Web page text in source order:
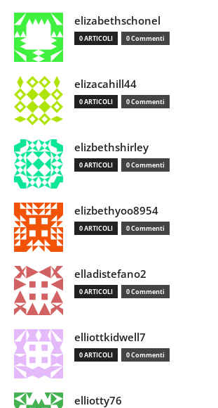
elizabethschonel
0 ARTICOLI 0 Commenti
elizacahill44
0 ARTICOLI 0 Commenti
elizbethshirley
0 ARTICOLI 0 Commenti
elizbethyoo8954
0 ARTICOLI 0 Commenti
elladistefano2
0 ARTICOLI 0 Commenti
elliottkidwell7
0 ARTICOLI 0 Commenti
elliotty76